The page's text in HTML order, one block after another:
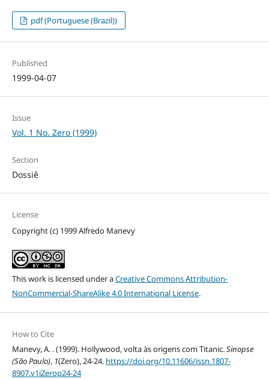
pdf (Portuguese (Brazil))
Published
1999-04-07
Issue
Vol. 1 No. Zero (1999)
Section
Dossiê
License
Copyright (c) 1999 Alfredo Manevy
This work is licensed under aCreative Commons Attribution-
NonCommercial-ShareAlike 4.0 International License.
How to Cite
Manevy, A. . (1999). Hollywood, volta às origens com Titanic.Sinopse
(São Paulo), 1(Zero), 24-24. https://doi.org/10.11606/issn.1807-
8907.v1iZerop24-24